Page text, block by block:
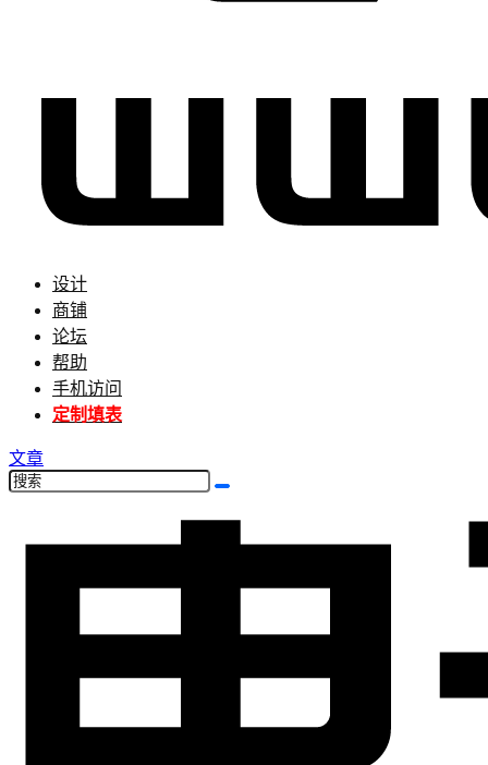
设计
商铺
论坛
帮助
手机访问
定制填表
文章